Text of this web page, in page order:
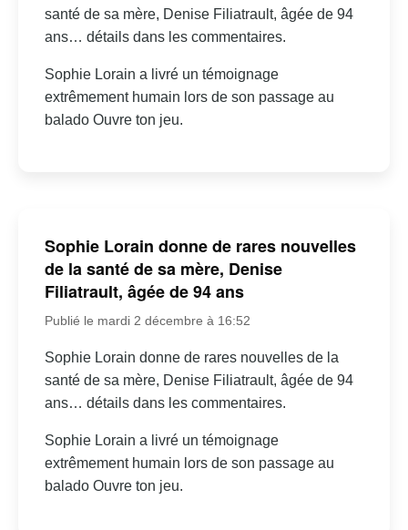
santé de sa mère, Denise Filiatrault, âgée de 94
ans… détails dans les commentaires.
Sophie Lorain a livré un témoignage
extrêmement humain lors de son passage au
balado Ouvre ton jeu.
Sophie Lorain donne de rares nouvelles
de la santé de sa mère, Denise
Filiatrault, âgée de 94 ans
Publié le mardi 2 décembre à 16:52
Sophie Lorain donne de rares nouvelles de la
santé de sa mère, Denise Filiatrault, âgée de 94
ans… détails dans les commentaires.
Sophie Lorain a livré un témoignage
extrêmement humain lors de son passage au
balado Ouvre ton jeu.